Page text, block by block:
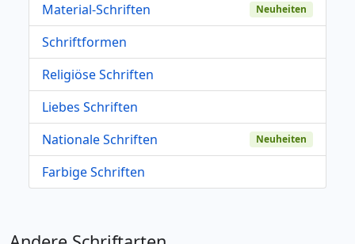
Material-Schriften
Neuheiten
Schriftformen
Religiöse Schriften
Liebes Schriften
Nationale Schriften
Neuheiten
Farbige Schriften